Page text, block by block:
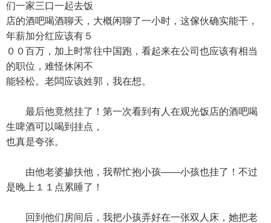
们一家三口一起去饭
店的酒吧喝酒聊天，大概闲聊了一小时，这傢伙确实能干，
年薪加分红应该有５
００百万，加上时常往中国跑，看起来在公司也应该有相当
的职位，难怪休闲不
能轻松。老闆应该姓郭，我在想。
最后他竟然挂了！第一次看到有人在观光饭店的酒吧喝
生啤酒可以喝到挂点，
也真是夸张。
由他老婆掺扶他，我帮忙抱小孩——小孩也挂了！不过
是晚上１１点累睡了！
回到他们房间后，我把小孩弄好在一张双人床，她把老